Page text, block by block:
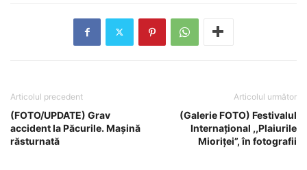
Articolul precedent
(FOTO/UPDATE) Grav
accident la Păcurile. Mașină
răsturnată
Articolul următor
(Galerie FOTO) Festivalul
Internațional ,,Plaiurile
Mioriței”, în fotografii